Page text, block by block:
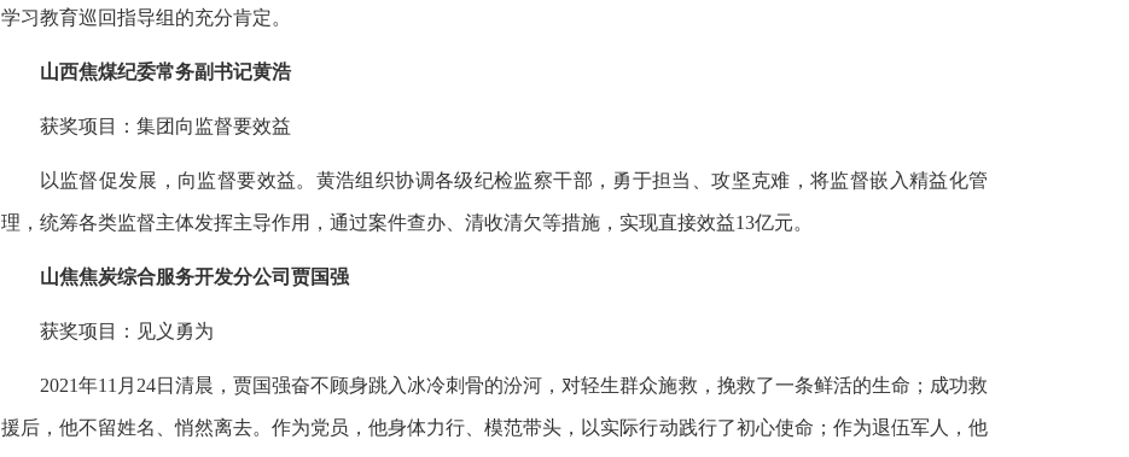
学习教育巡回指导组的充分肯定。
山西焦煤纪委常务副书记黄浩
获奖项目：集团向监督要效益
以监督促发展，向监督要效益。黄浩组织协调各级纪检监察干部，勇于担当、攻坚克难，将监督嵌入精益化管
理，统筹各类监督主体发挥主导作用，通过案件查办、清收清欠等措施，实现直接效益13亿元。
山焦焦炭综合服务开发分公司贾国强
获奖项目：见义勇为
2021年11月24日清晨，贾国强奋不顾身跳入冰冷刺骨的汾河，对轻生群众施救，挽救了一条鲜活的生命；成功救
援后，他不留姓名、悄然离去。作为党员，他身体力行、模范带头，以实际行动践行了初心使命；作为退伍军人，他